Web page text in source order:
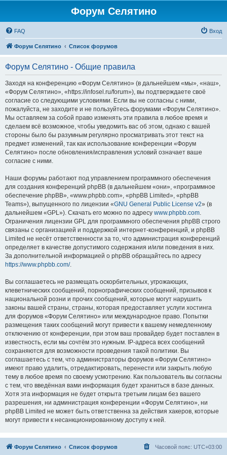
Форум Селятино
FAQ Вход
Форум Селятино Список форумов
Форум Селятино - Общие правила
Заходя на конференцию «Форум Селятино» (в дальнейшем «мы», «наш»,
«Форум Селятино», «https://infosel.ru/forum»), вы подтверждаете своё
согласие со следующими условиями. Если вы не согласны с ними,
пожалуйста, не заходите и не пользуйтесь форумами «Форум Селятино».
Мы оставляем за собой право изменять эти правила в любое время и
сделаем всё возможное, чтобы уведомить вас об этом, однако с вашей
стороны было бы разумным регулярно просматривать этот текст на
предмет изменений, так как использование конференции «Форум
Селятино» после обновления/исправления условий означает ваше
согласие с ними.
Наши форумы работают под управлением программного обеспечения
для создания конференций phpBB (в дальнейшем «они», «программное
обеспечение phpBB», «www.phpbb.com», «phpBB Limited», «phpBB
Teams»), выпущенного по лицензии «GNU General Public License v2» (в
дальнейшем «GPL»). Скачать его можно по адресу www.phpbb.com.
Ограничения лицензии GPL для программного обеспечения phpBB строго
связаны с организацией и поддержкой интернет-конференций, и phpBB
Limited не несёт ответственности за то, что администрация конференций
определяет в качестве допустимого содержания и/или поведения в них.
За дополнительной информацией о phpBB обращайтесь по адресу
https://www.phpbb.com/.
Вы соглашаетесь не размещать оскорбительных, угрожающих,
клеветнических сообщений, порнографических сообщений, призывов к
национальной розни и прочих сообщений, которые могут нарушить
законы вашей страны, страны, которая предоставляет услуги хостинга
для форумов «Форум Селятино» или международное право. Попытки
размещения таких сообщений могут привести к вашему немедленному
отключению от конференции, при этом ваш провайдер будет поставлен в
известность, если мы сочтём это нужным. IP-адреса всех сообщений
сохраняются для возможности проведения такой политики. Вы
соглашаетесь с тем, что администраторы форумов «Форум Селятино»
имеют право удалить, отредактировать, перенести или закрыть любую
тему в любое время по своему усмотрению. Как пользователь вы согласны
с тем, что введённая вами информация будет храниться в базе данных.
Хотя эта информация не будет открыта третьим лицам без вашего
разрешения, ни администрация конференции «Форум Селятино», ни
phpBB Limited не может быть ответственна за действия хакеров, которые
могут привести к несанкционированному доступу к ней.
Форум Селятино Список форумов Часовой пояс: UTC+03:00